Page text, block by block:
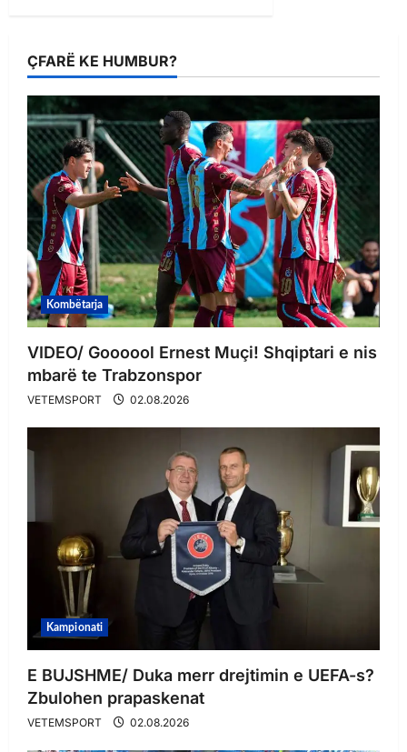
ÇFARË KE HUMBUR?
Kombëtarja
VIDEO/ Goooool Ernest Muçi! Shqiptari e nis
mbarë te Trabzonspor
VETEMSPORT 02.08.2026
Kampionati
E BUJSHME/ Duka merr drejtimin e UEFA-s?
Zbulohen prapaskenat
VETEMSPORT 02.08.2026